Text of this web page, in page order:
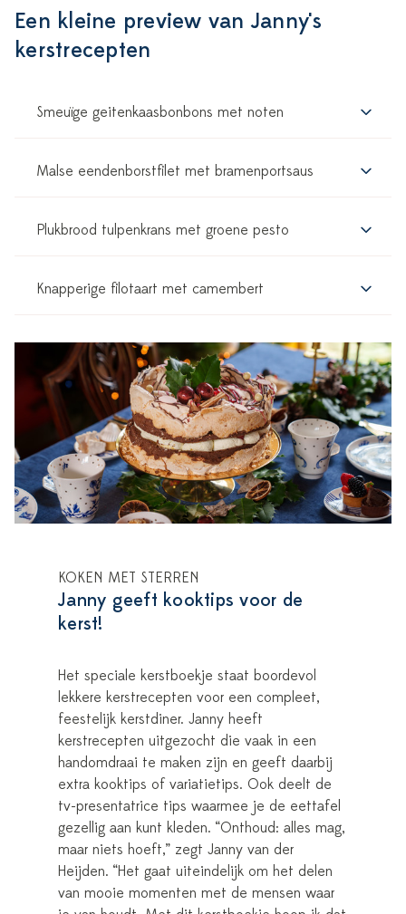
Een kleine preview van Janny's
kerstrecepten
Smeuïge geitenkaasbonbons met noten
Malse eendenborstfilet met bramenportsaus
Plukbrood tulpenkrans met groene pesto
Knapperige filotaart met camembert
KOKEN MET STERREN
Janny geeft kooktips voor de
kerst!
Het speciale kerstboekje staat boordevol
lekkere kerstrecepten voor een compleet,
feestelijk kerstdiner. Janny heeft
kerstrecepten uitgezocht die vaak in een
handomdraai te maken zijn en geeft daarbij
extra kooktips of variatietips. Ook deelt de
tv-presentatrice tips waarmee je de eettafel
gezellig aan kunt kleden. “Onthoud: alles mag,
maar niets hoeft,” zegt Janny van der
Heijden. “Het gaat uiteindelijk om het delen
van mooie momenten met de mensen waar